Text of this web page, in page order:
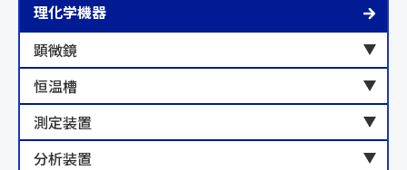
理化学機器
顕微鏡
恒温槽
測定装置
分析装置